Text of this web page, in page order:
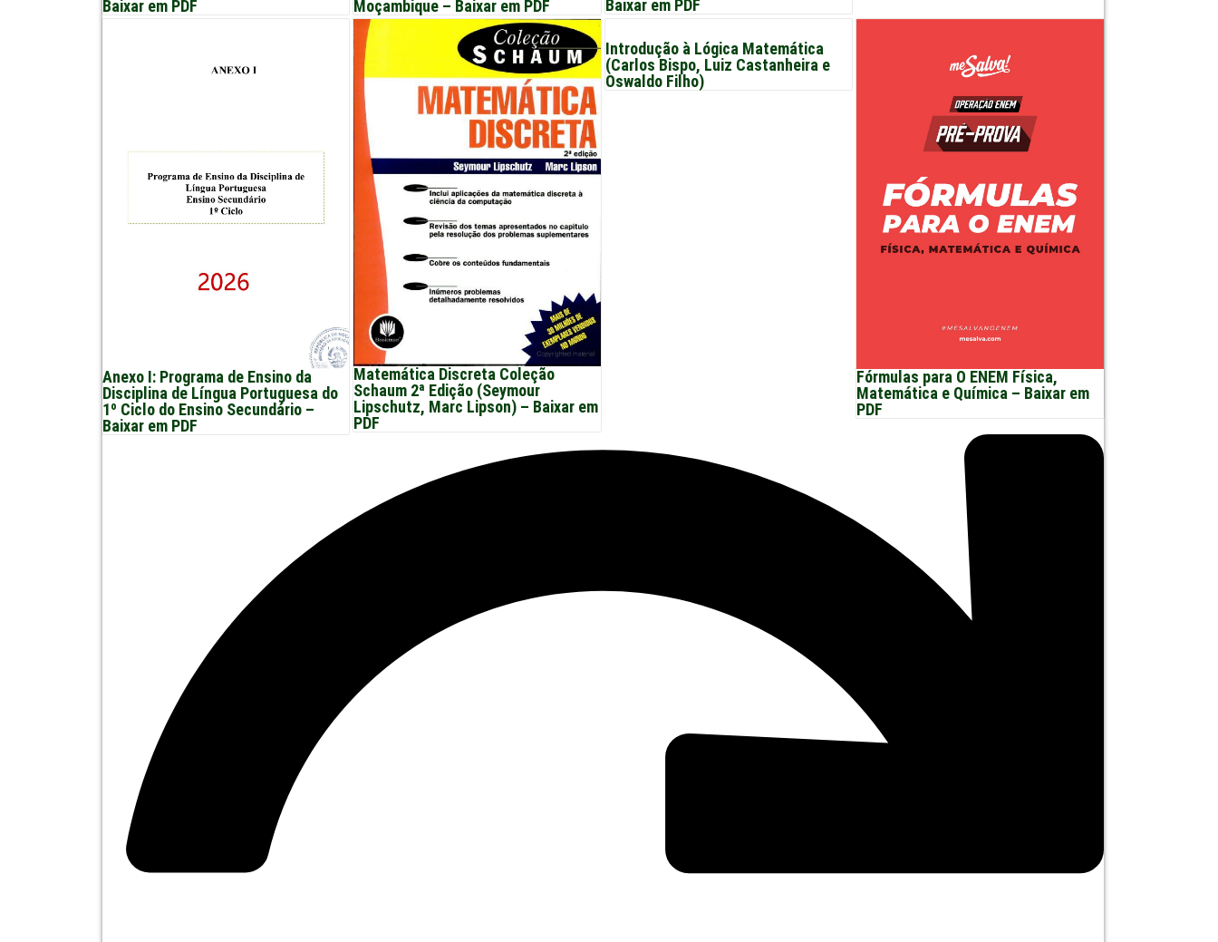
Baixar em PDF
Moçambique – Baixar em PDF
Baixar em PDF
Anexo I: Programa de Ensino da
Disciplina de Língua Portuguesa do
1º Ciclo do Ensino Secundário –
Baixar em PDF
Matemática Discreta Coleção
Schaum 2ª Edição (Seymour
Lipschutz, Marc Lipson) – Baixar em
PDF
Introdução à Lógica Matemática
(Carlos Bispo, Luiz Castanheira e
Oswaldo Filho)
Fórmulas para O ENEM Física,
Matemática e Química – Baixar em
PDF